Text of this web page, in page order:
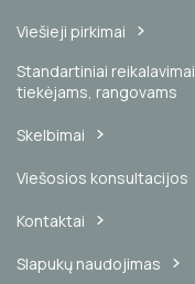
Viešieji pirkimai
Standartiniai reikalavimai
tiekėjams, rangovams
Skelbimai
Viešosios konsultacijos
Kontaktai
Slapukų naudojimas